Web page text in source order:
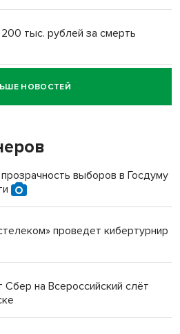
тыс. рублей за смерть
водителя за смерть
в новосибирском селе лошади
срок за избиение врачей
НОВОСТЕЙ
выборов в Госдуму
проведет кибертурнир
Сбер на Всероссийский слёт